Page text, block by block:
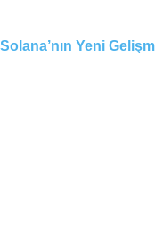
Solana’nın Yeni